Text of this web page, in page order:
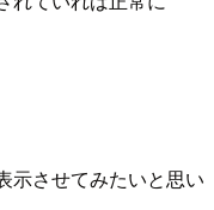
示させてみたいと思い